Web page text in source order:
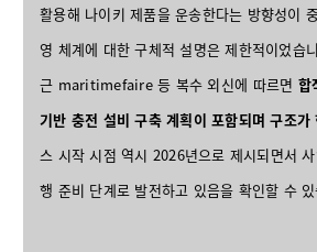
활용해 나이키 제품을 운송한다는 방향성이
영 체계에 대한 구체적 설명은 제한적이었습
근 maritimefaire 등 복수 외신에 따르면 합
기반 충전 설비 구축 계획이 포함되며 구조가
스 시작 시점 역시 2026년으로 제시되면서
행 준비 단계로 발전하고 있음을 확인할 수